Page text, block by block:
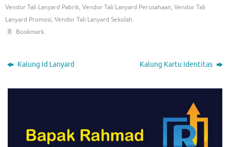
Vendor Tali Lanyard Pabrik, Vendor Tali Lanyard Perusahaan, Vendor Tali
Lanyard Promosi, Vendor Tali Lanyard Sekolah.
Bookmark.
Kalung Id Lanyard Kalung Kartu Identitas